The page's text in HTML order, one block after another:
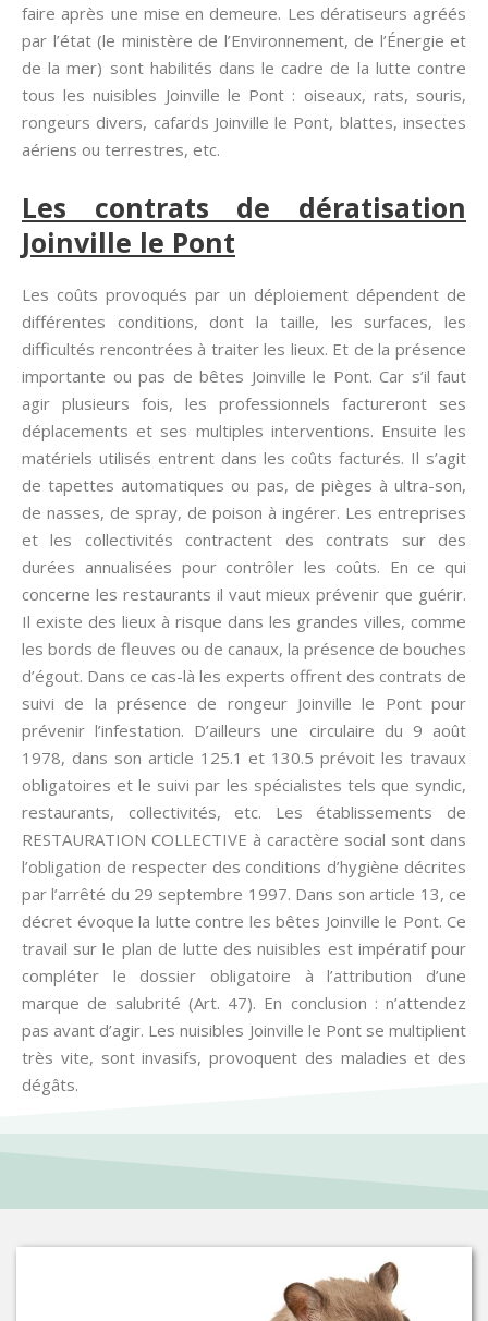
faire après une mise en demeure. Les dératiseurs agréés
par l’état (le ministère de l’Environnement, de l’Énergie et
de la mer) sont habilités dans le cadre de la lutte contre
tous les nuisibles Joinville le Pont : oiseaux, rats, souris,
rongeurs divers, cafards Joinville le Pont, blattes, insectes
aériens ou terrestres, etc.
Les contrats de dératisation
Joinville le Pont
Les coûts provoqués par un déploiement dépendent de
différentes conditions, dont la taille, les surfaces, les
difficultés rencontrées à traiter les lieux. Et de la présence
importante ou pas de bêtes Joinville le Pont. Car s’il faut
agir plusieurs fois, les professionnels factureront ses
déplacements et ses multiples interventions. Ensuite les
matériels utilisés entrent dans les coûts facturés. Il s’agit
de tapettes automatiques ou pas, de pièges à ultra-son,
de nasses, de spray, de poison à ingérer. Les entreprises
et les collectivités contractent des contrats sur des
durées annualisées pour contrôler les coûts. En ce qui
concerne les restaurants il vaut mieux prévenir que guérir.
Il existe des lieux à risque dans les grandes villes, comme
les bords de fleuves ou de canaux, la présence de bouches
d’égout. Dans ce cas-là les experts offrent des contrats de
suivi de la présence de rongeur Joinville le Pont pour
prévenir l’infestation. D’ailleurs une circulaire du 9 août
1978, dans son article 125.1 et 130.5 prévoit les travaux
obligatoires et le suivi par les spécialistes tels que syndic,
restaurants, collectivités, etc. Les établissements de
RESTAURATION COLLECTIVE à caractère social sont dans
l’obligation de respecter des conditions d’hygiène décrites
par l’arrêté du 29 septembre 1997. Dans son article 13, ce
décret évoque la lutte contre les bêtes Joinville le Pont. Ce
travail sur le plan de lutte des nuisibles est impératif pour
compléter le dossier obligatoire à l’attribution d’une
marque de salubrité (Art. 47). En conclusion : n’attendez
pas avant d’agir. Les nuisibles Joinville le Pont se multiplient
très vite, sont invasifs, provoquent des maladies et des
dégâts.